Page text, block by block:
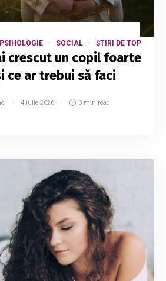
PSIHOLOGIE SOCIAL ȘTIRI DE TOP
crescut un copil foarte
ce ar trebui să faci
4 iulie 2026 3 min read